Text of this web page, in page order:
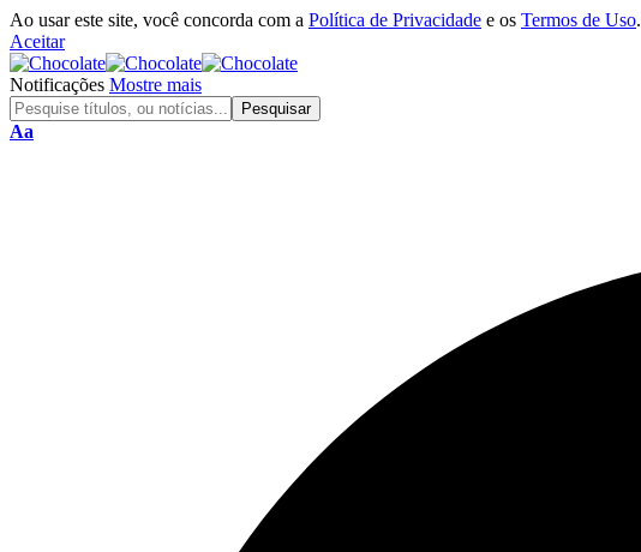
Ao usar este site, você concorda com a Política de Privacidade e os Termos de Uso.
Aceitar
Notificações Mostre mais
Aa